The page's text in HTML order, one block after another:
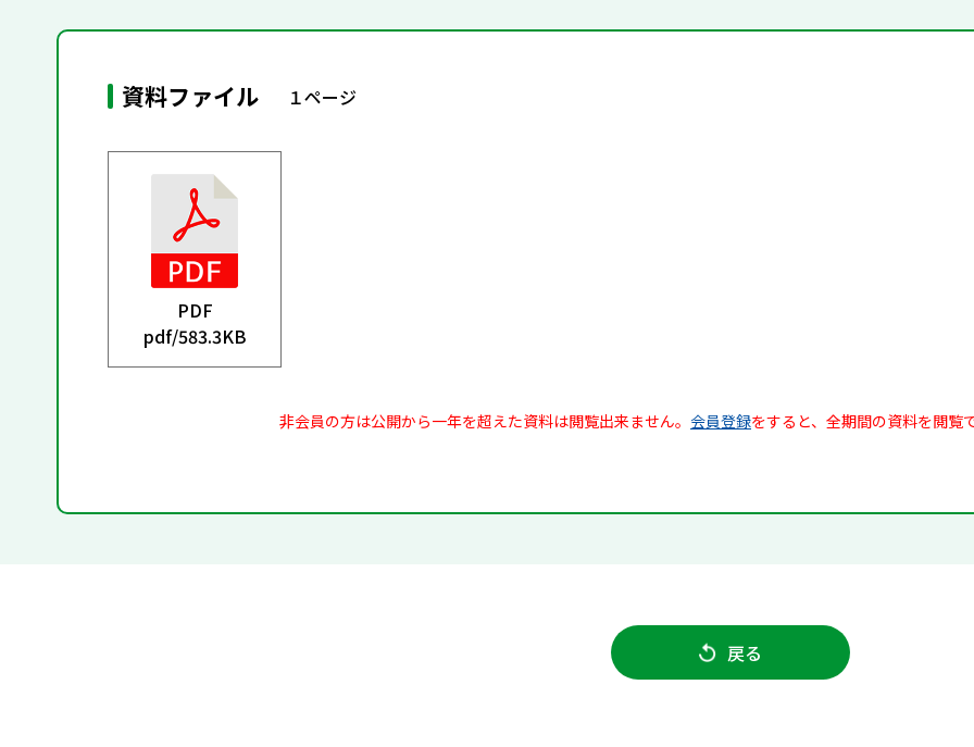
資料ファイル １ページ
PDF
pdf/583.3KB
非会員の方は公開から一年を超えた資料は閲覧出来ません。 会員登録をすると、全期間の資料を閲覧
戻る